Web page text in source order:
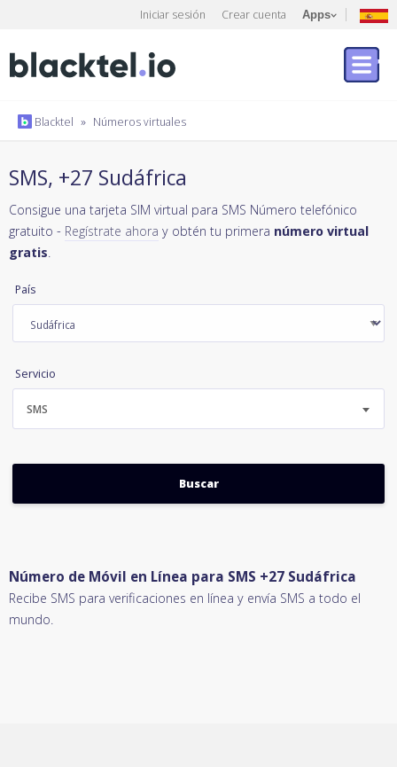
Iniciar sesión Crear cuenta Apps
Blacktel » Números virtuales
SMS, +27 Sudáfrica
Consigue una tarjeta SIM virtual para SMS Número telefónico
gratuito - Regístrate ahora y obtén tu primera número virtual
gratis.
País
Servicio
SMS
Número de Móvil en Línea para SMS +27 Sudáfrica
Recibe SMS para verificaciones en línea y envía SMS a todo el
mundo.